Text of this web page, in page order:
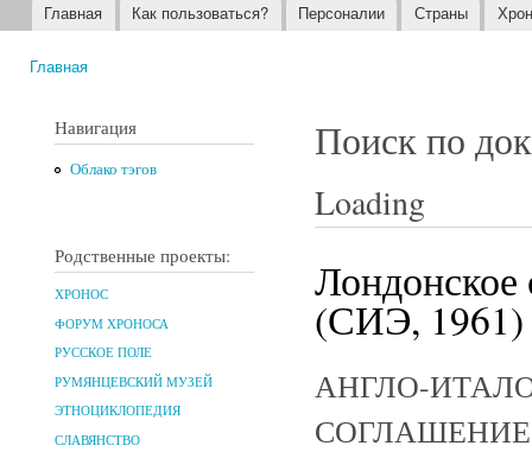
Главное меню
Главная Как пользоваться? Персоналии Страны
Главная
Навигация
Облако тэгов
Родственные проекты:
ХРОНОС
ФОРУМ ХРОНОСА
РУССКОЕ ПОЛЕ
РУМЯНЦЕВСКИЙ МУЗЕЙ
ЭТНОЦИКЛОПЕДИЯ
СЛАВЯНСТВО
Поиск по
Loading
Лондонское
(СИЭ, 1961)
АНГЛО-
СОГЛАШЕНИЕ